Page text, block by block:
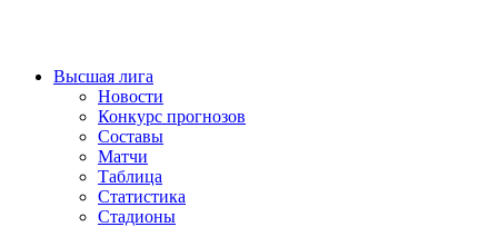
Высшая лига
Новости
Конкурс прогнозов
Составы
Матчи
Таблица
Статистика
Стадионы